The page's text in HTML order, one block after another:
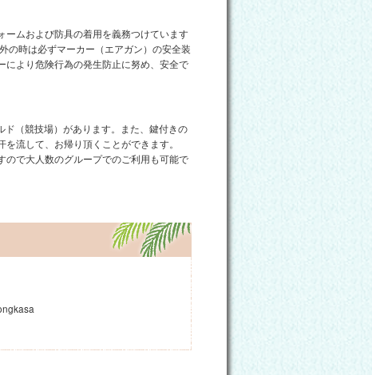
ームおよび防具の着用を義務つけています
の時は必ずマーカー（エアガン）の安全装
より危険行為の発生防止に努め、安全で
（競技場）があります。また、鍵付きの
流して、お帰り頂くことができます。
ので大人数のグループでのご利用も可能で